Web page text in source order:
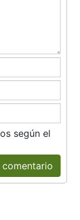
según el
comentario